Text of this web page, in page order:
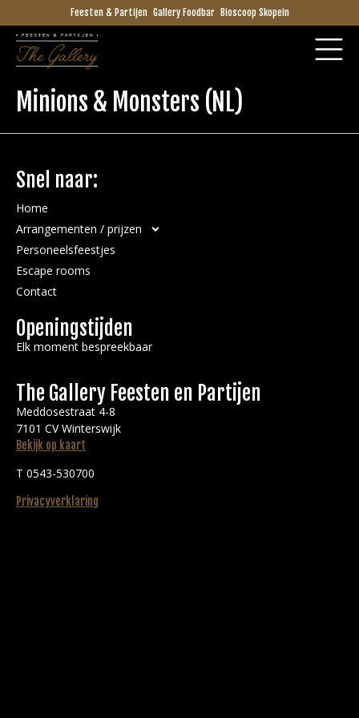
Feesten & Partijen Gallery Foodbar Bioscoop Skopein
Minions & Monsters (NL)
Snel naar:
Home
Arrangementen / prijzen
Personeelsfeestjes
Escape rooms
Contact
Openingstijden
Elk moment bespreekbaar
The Gallery Feesten en Partijen
Meddosestraat 4-8
7101 CV Winterswijk
Bekijk op kaart
T 0543-530700
Privacyverklaring